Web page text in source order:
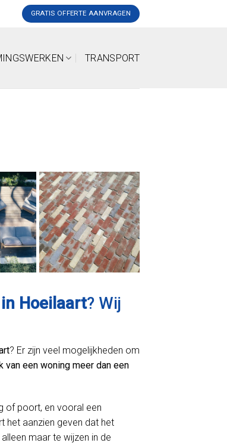
GRATIS OFFERTE AANVRAGEN
TRANSPORT
Hoeilaart? Wij
? Er zijn veel mogelijkheden om
van een woning meer dan een
of poort, en vooral een
het aanzien geven dat het
maar te wijzen in de